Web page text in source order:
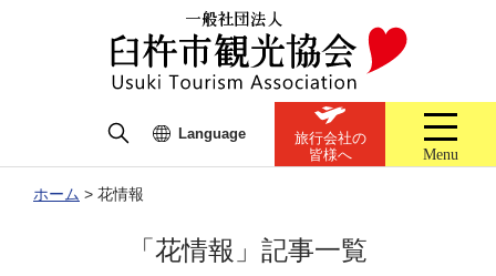
Language
旅行会社の
皆様へ
Menu
ホーム > 花情報
「花情報」記事一覧